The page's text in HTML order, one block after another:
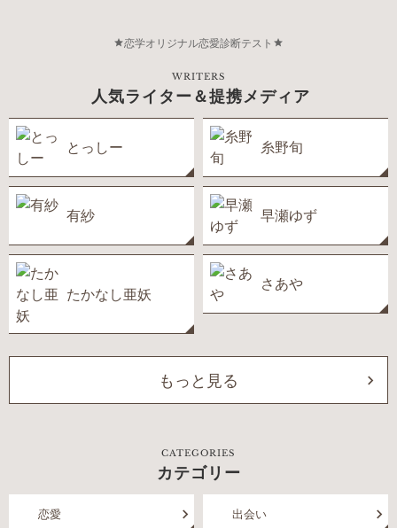
恋学オリジナル恋愛診断テスト
WRITERS
人気ライター＆提携メディア
とっしー 糸野旬
有紗 早瀬ゆず
たかなし亜妖
さあや
もっと見る
CATEGORIES
カテゴリー
恋愛 出会い